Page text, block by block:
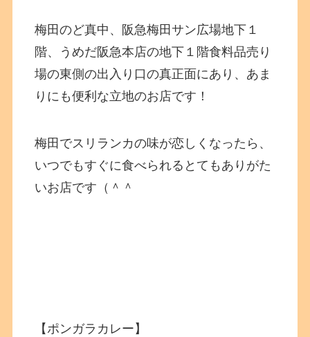
梅田のど真中、阪急梅田サン広場地下１
階、うめだ阪急本店の地下１階食料品売り
場の東側の出入り口の真正面にあり、あま
りにも便利な立地のお店です！
梅田でスリランカの味が恋しくなったら、
いつでもすぐに食べられるとてもありがた
いお店です（＾＾
【ポンガラカレー】